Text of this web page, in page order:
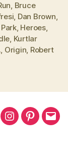
, Bruce
, Dan Brown,
, Heroes,
, Kurtlar
, Origin, Robert
MuratPinterest